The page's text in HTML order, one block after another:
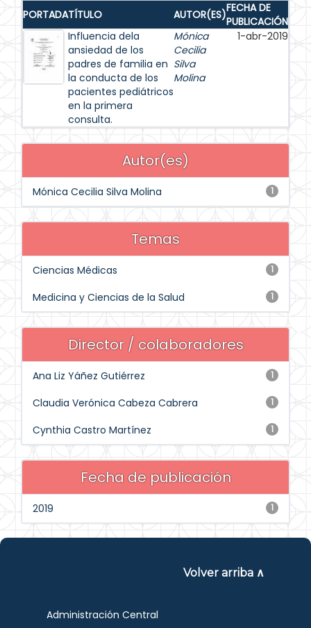
PORTADATÍTULO AUTOR(ES)FECHA DE
PUBLICACIÓN
Influencia dela
ansiedad de los
padres de familia en
la conducta de los
pacientes pediátricos
en la primera
consulta.
Mónica
Cecilia
Silva
Molina
1-abr-2019
Autor(es)
1
Mónica Cecilia Silva Molina
Temas
1
Ciencias Médicas
1
Medicina y Ciencias de la Salud
Director / colaboradores
1
Ana Liz Yáñez Gutiérrez
1
Claudia Verónica Cabeza Cabrera
1
Cynthia Castro Martínez
Fecha de publicación
1
2019
Volver arriba ∧
Administración Central